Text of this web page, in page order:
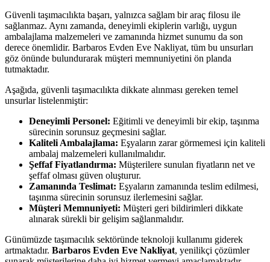
Güvenli taşımacılıkta başarı, yalnızca sağlam bir araç filosu ile
sağlanmaz. Aynı zamanda, deneyimli ekiplerin varlığı, uygun
ambalajlama malzemeleri ve zamanında hizmet sunumu da son
derece önemlidir. Barbaros Evden Eve Nakliyat, tüm bu unsurları
göz önünde bulundurarak müşteri memnuniyetini ön planda
tutmaktadır.
Aşağıda, güvenli taşımacılıkta dikkate alınması gereken temel
unsurlar listelenmiştir:
Deneyimli Personel: Eğitimli ve deneyimli bir ekip, taşınma
sürecinin sorunsuz geçmesini sağlar.
Kaliteli Ambalajlama: Eşyaların zarar görmemesi için kaliteli
ambalaj malzemeleri kullanılmalıdır.
Şeffaf Fiyatlandırma: Müşterilere sunulan fiyatların net ve
şeffaf olması güven oluşturur.
Zamanında Teslimat: Eşyaların zamanında teslim edilmesi,
taşınma sürecinin sorunsuz ilerlemesini sağlar.
Müşteri Memnuniyeti: Müşteri geri bildirimleri dikkate
alınarak sürekli bir gelişim sağlanmalıdır.
Günümüzde taşımacılık sektöründe teknoloji kullanımı giderek
artmaktadır. Barbaros Evden Eve Nakliyat, yenilikçi çözümler